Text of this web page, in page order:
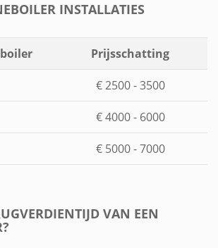
INSTALLATIES
Prijsschatting
€ 2500 - 3500
€ 4000 - 6000
€ 5000 - 7000
VAN EEN